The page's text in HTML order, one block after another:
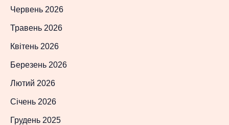
Червень 2026
Травень 2026
Квітень 2026
Березень 2026
Лютий 2026
Січень 2026
Грудень 2025